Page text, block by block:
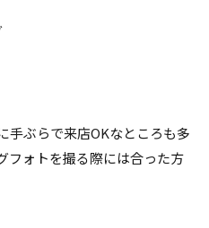
手ぶらで来店OKなところも多
フォトを撮る際には合った方